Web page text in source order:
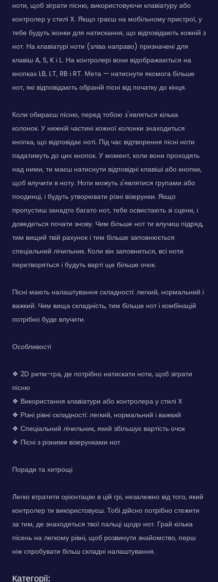
ноти, щоб зіграти пісню, використовуючи клавіатуру або
контролер у стилі X. Якщо граєш на мобільному пристрої, у
тебе будуть іконки для натискання, що відповідають кожній з
нот. На клавіатурі ноти (зліва направо) призначені для
клавіш A, S, K і L. На контролері вони відображаються на
кнопках LB, LT, RB і RT. Мета — натиснути якомога більше
нот, які відповідають обраній пісні від початку до кінця.
Коли обираєш пісню, перед тобою з'являться кілька
колонок. У нижній частині кожної колонки знаходиться
кнопка, що відповідає ноті. Під час відтворення пісні ноти
падатимуть до цих кнопок. У момент, коли вони проходять
над ними, ти маєш натиснути відповідні клавіші або кнопки,
щоб влучити в ноту. Ноти можуть з'являтися групами або
поодинці, і будуть утворювати різні візерунки. Якщо
пропустиш занадто багато нот, тебе освистають зі сцени, і
доведеться почати знову. Чим більше нот ти влучиш підряд,
тим вищий твій рахунок і тим більше заповнюється
спеціальний лічильник. Коли він заповниться, всі ноти
перетворяться і будуть варті ще більше очок.
Пісні мають налаштування складності: легкий, нормальний і
важкий. Чим вища складність, тим більше нот і комбінацій
потрібно буде влучити.
Особливості
❖ 2D ритм-гра, де потрібно натискати ноти, щоб зіграти
пісню
❖ Використання клавіатури або контролера у стилі X
❖ Різні рівні складності: легкий, нормальний і важкий
❖ Спеціальний лічильник, який збільшує вартість очок
❖ Пісні з різними візерунками нот
Поради та хитрощі
Легко втратити орієнтацію в цій грі, незалежно від того, який
контролер ти використовуєш. Тобі дійсно потрібно стежити
за тим, де знаходяться твої пальці щодо нот. Грай кілька
пісень на легкому рівні, щоб розвинути знайомство, перш
ніж спробувати більш складні налаштування.
Категорії: